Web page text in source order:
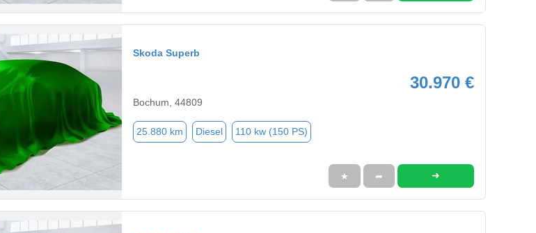
Skoda Superb
30.970 €
Bochum, 44809
25.880 km Diesel 110 kw (150 PS)
★ ➦ ➜